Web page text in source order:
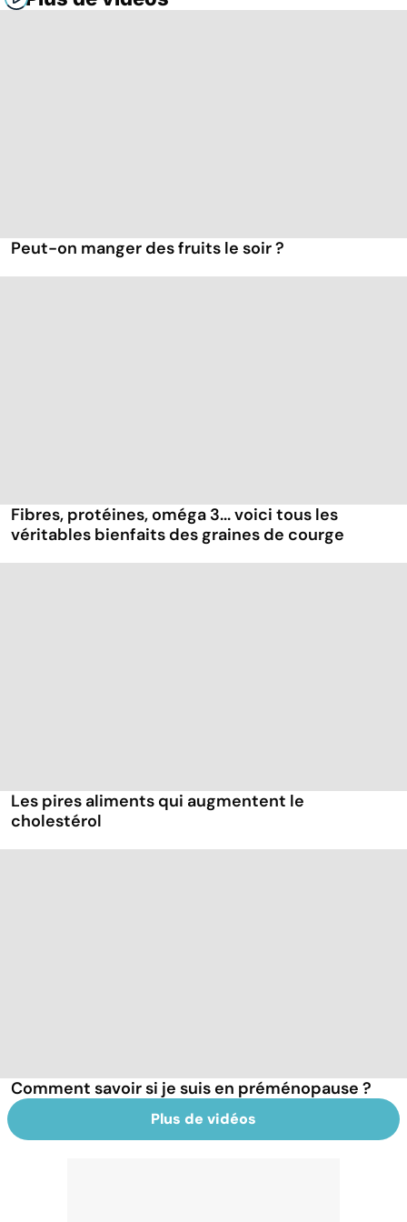
Peut-on manger des fruits le soir ?
Fibres, protéines, oméga 3... voici tous les
véritables bienfaits des graines de courge
Les pires aliments qui augmentent le
cholestérol
Comment savoir si je suis en préménopause ?
Plus de vidéos